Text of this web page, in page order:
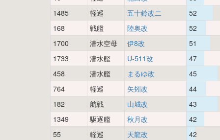
1485
軽巡 五十鈴改二
52
168
戦艦 陸奥改
52
1700
潜水空母 伊8改
51
1733
潜水艦 U-511改
47
458
潜水艦 まるゆ改
45
764
軽巡 矢矧改
44
182
航戦 山城改
43
1349
駆逐艦 秋月改
42
55
軽巡 天龍改
42